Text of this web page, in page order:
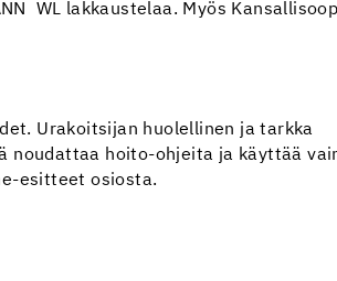
WL lakkaustelaa. Myös
Urakoitsijan huolellinen ja tarkka
noudattaa hoito-ohjeita ja käyttää
esitteet osiosta.